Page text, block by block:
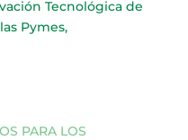
Tecnológica de
Pymes,
PARA LOS